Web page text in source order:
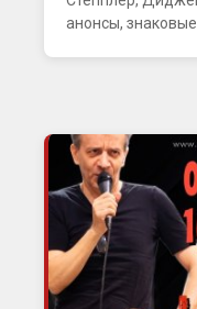
анонсы, знаковые...